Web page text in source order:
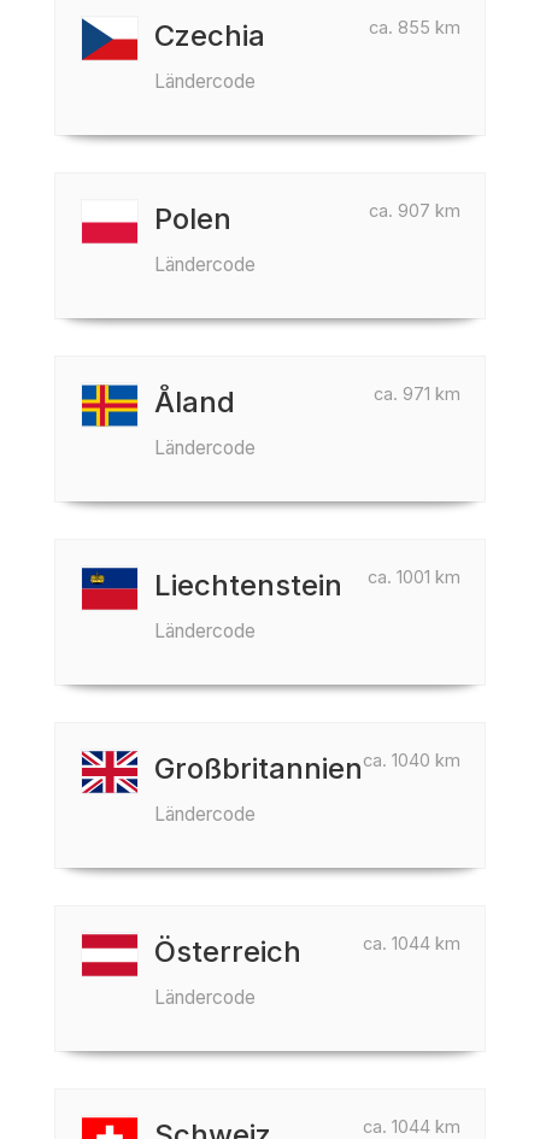
ca. 855 km
Czechia
Ländercode
ca. 907 km
Polen
Ländercode
ca. 971 km
Åland
Ländercode
ca. 1001 km
Liechtenstein
Ländercode
ca. 1040 km
Großbritannien
Ländercode
ca. 1044 km
Österreich
Ländercode
ca. 1044 km